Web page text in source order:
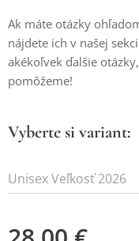
Ak máte otázky
nájdete ich v našej
akékoľvek ďalšie
pomôžeme!
Vyberte si variant:
Unisex Veľkosť 2026